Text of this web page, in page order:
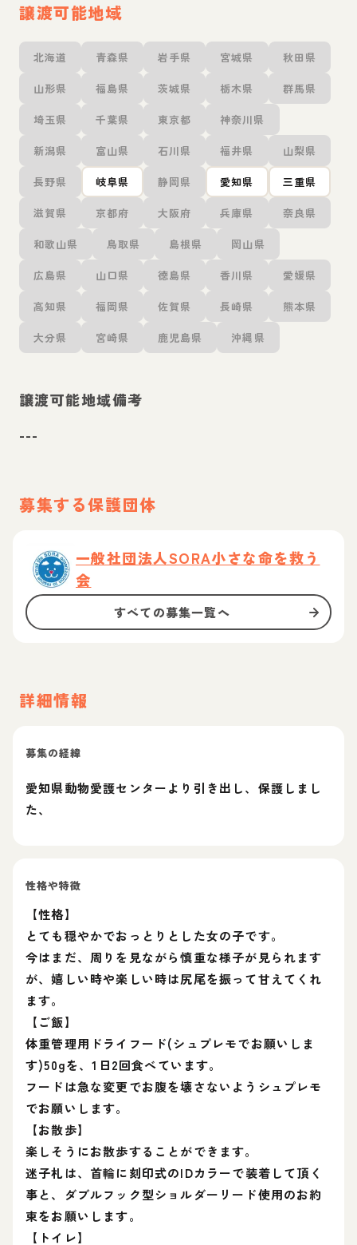
譲渡可能地域
北海道 青森県 岩手県 宮城県 秋田県
山形県 福島県 茨城県 栃木県 群馬県
埼玉県 千葉県 東京都 神奈川県
新潟県 富山県 石川県 福井県 山梨県
長野県 岐阜県 静岡県 愛知県 三重県
滋賀県 京都府 大阪府 兵庫県 奈良県
和歌山県 鳥取県 島根県 岡山県
広島県 山口県 徳島県 香川県 愛媛県
高知県 福岡県 佐賀県 長崎県 熊本県
大分県 宮崎県 鹿児島県 沖縄県
譲渡可能地域備考
---
募集する保護団体
一般社団法人SORA小さな命を救う
会
すべての募集一覧へ
詳細情報
募集の経緯
愛知県動物愛護センターより引き出し、保護しまし
た、
性格や特徴
【性格】
とても穏やかでおっとりとした女の子です。
今はまだ、周りを見ながら慎重な様子が見られます
が、嬉しい時や楽しい時は尻尾を振って甘えてくれ
ます。
【ご飯】
体重管理用ドライフード(シュプレモでお願いしま
す)50gを、1日2回食べています。
フードは急な変更でお腹を壊さないようシュプレモ
でお願いします。
【お散歩】
楽しそうにお散歩することができます。
迷子札は、首輪に刻印式のIDカラーで装着して頂く
事と、ダブルフック型ショルダーリード使用のお約
束をお願いします。
【トイレ】